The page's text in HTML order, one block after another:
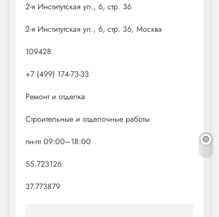
2-я Институтская ул., 6, стр. 36
2-я Институтская ул., 6, стр. 36, Москва
109428
+7 (499) 174-73-33
Ремонт и отделка
Строительные и отделочные работы
пн-пт 09:00–18:00
55.723126
37.773879